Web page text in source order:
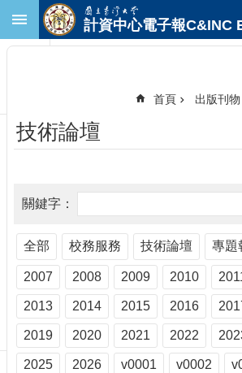
跳到主要內容區塊
首
頁
首
計
中
首
頁
聯
絡
資
訊
計資中心電子報C&INC
首頁 出版刊物
技術論壇
全部 校務服務 技術論壇 專題
2007 2008 2009 2010
2013 2014 2015 2016
2019 2020 2021 2022
2025 2026 v0001 v0002